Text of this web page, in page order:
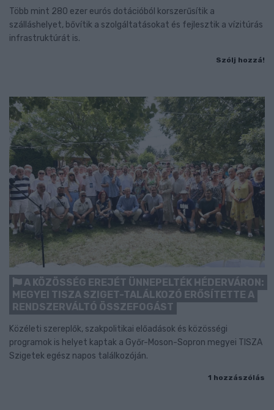
Több mint 280 ezer eurós dotációból korszerűsítik a
szálláshelyet, bővítik a szolgáltatásokat és fejlesztik a vízitúrás
infrastruktúrát is.
Szólj hozzá!
A KÖZÖSSÉG EREJÉT ÜNNEPELTÉK HÉDERVÁRON:
MEGYEI TISZA SZIGET-TALÁLKOZÓ ERŐSÍTETTE A
RENDSZERVÁLTÓ ÖSSZEFOGÁST
Közéleti szereplők, szakpolitikai előadások és közösségi
programok is helyet kaptak a Győr-Moson-Sopron megyei TISZA
Szigetek egész napos találkozóján.
1 hozzászólás